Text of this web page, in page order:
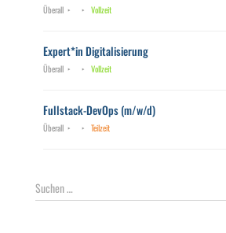
Überall Vollzeit
Expert*in Digitalisierung
Überall Vollzeit
Fullstack-DevOps (m/w/d)
Überall Teilzeit
S
u
Suchen …